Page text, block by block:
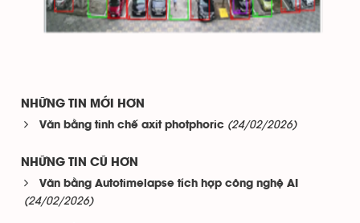
NHỮNG TIN MỚI HƠN
Văn bằng tinh chế axit photphoric (24/02/2026)
NHỮNG TIN CŨ HƠN
Văn bằng Autotimelapse tích hợp công nghệ AI
(24/02/2026)